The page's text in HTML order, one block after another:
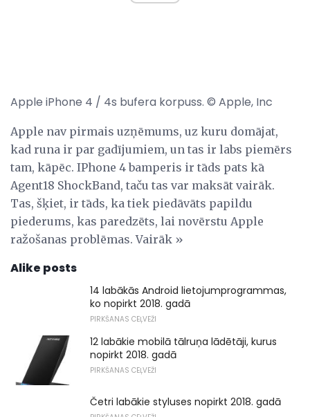
Apple iPhone 4 / 4s bufera korpuss. © Apple, Inc
Apple nav pirmais uzņēmums, uz kuru domājat,
kad runa ir par gadījumiem, un tas ir labs piemērs
tam, kāpēc. IPhone 4 bamperis ir tāds pats kā
Agent18 ShockBand, taču tas var maksāt vairāk.
Tas, šķiet, ir tāds, ka tiek piedāvāts papildu
piederums, kas paredzēts, lai novērstu Apple
ražošanas problēmas. Vairāk »
Alike posts
14 labākās Android lietojumprogrammas,
ko nopirkt 2018. gadā
PIRKŠANAS CEĻVEŽI
12 labākie mobilā tālruņa lādētāji, kurus
nopirkt 2018. gadā
PIRKŠANAS CEĻVEŽI
Četri labākie styluses nopirkt 2018. gadā